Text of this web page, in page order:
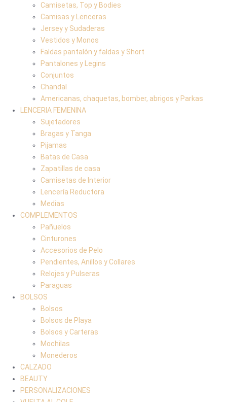
Camisetas, Top y Bodies
Camisas y Lenceras
Jersey y Sudaderas
Vestidos y Monos
Faldas pantalón y faldas y Short
Pantalones y Legins
Conjuntos
Chandal
Americanas, chaquetas, bomber, abrigos y Parkas
LENCERIA FEMENINA
Sujetadores
Bragas y Tanga
Pijamas
Batas de Casa
Zapatillas de casa
Camisetas de Interior
Lencería Reductora
Medias
COMPLEMENTOS
Pañuelos
Cinturones
Accesorios de Pelo
Pendientes, Anillos y Collares
Relojes y Pulseras
Paraguas
BOLSOS
Bolsos
Bolsos de Playa
Bolsos y Carteras
Mochilas
Monederos
CALZADO
BEAUTY
PERSONALIZACIONES